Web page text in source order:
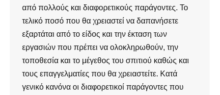
από πολλούς και διαφορετικούς παράγοντες. Το
τελικό ποσό που θα χρειαστεί να δαπανήσετε
εξαρτάται από το είδος και την έκταση των
εργασιών που πρέπει να ολοκληρωθούν, την
τοποθεσία και το μέγεθος του σπιτιού καθώς και
τους επαγγελματίες που θα χρειαστείτε. Κατά
γενικό κανόνα οι διαφορετικοί παράγοντες που